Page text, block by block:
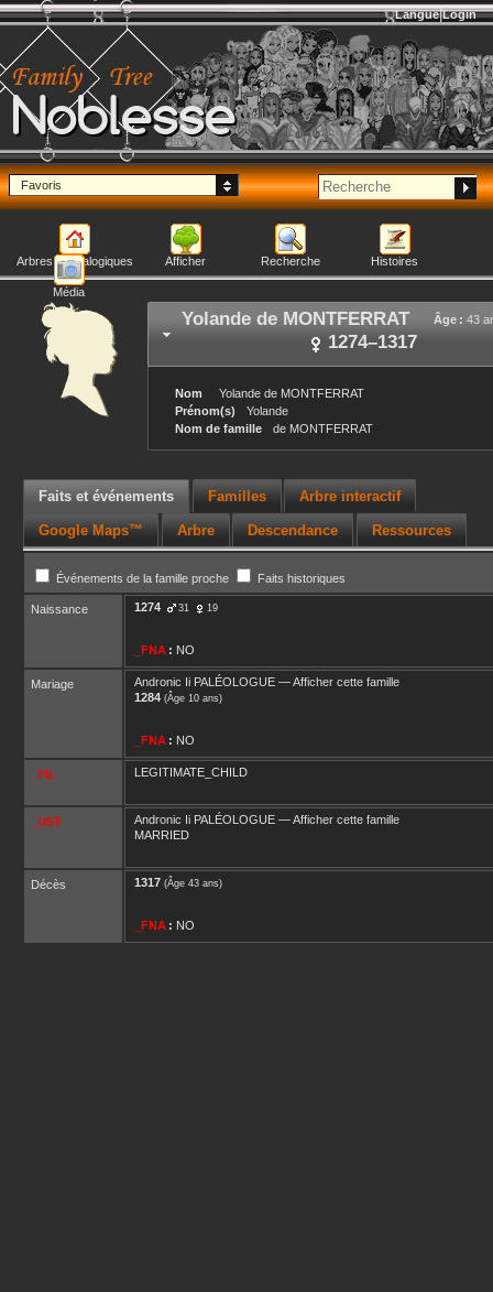
Noblesse
Langue Login
Favoris
Arbres généalogiques Afficher Recherche Histoires
Média
Yolande de MONTFERRAT Âge : 43
1274–1317
Nom Yolande de MONTFERRAT
Prénom(s)
Yolande
Nom de famille
de MONTFERRAT
Faits et événements Familles Arbre interactif
Google Maps™ Arbre Descendance Ressources
Événements de la famille proche Faits historiques
Naissance 1274 31 19
_FNA : NO
Mariage Andronic Ii PALÉOLOGUE —Afficher cette famille
1284 (Âge 10 ans)
_FNA : NO
_FIL LEGITIMATE_CHILD
_UST Andronic Ii PALÉOLOGUE —Afficher cette famille
MARRIED
Décès 1317 (Âge 43 ans)
_FNA : NO